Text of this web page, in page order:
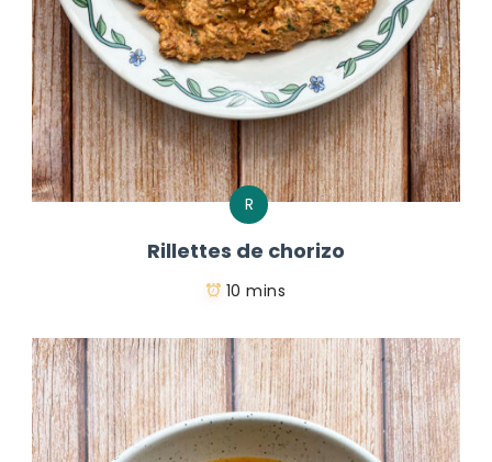
R
Rillettes de chorizo
10 mins